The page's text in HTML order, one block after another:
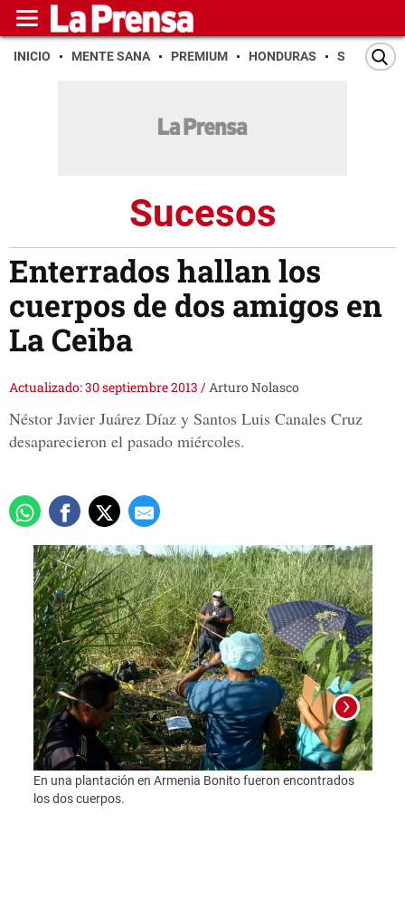
INICIO MENTE SANA PREMIUM HONDURAS SAN PEDRO
Sucesos
Enterrados hallan los
cuerpos de dos amigos en
La Ceiba
Actualizado: 30 septiembre 2013 /Arturo Nolasco
Néstor Javier Juárez Díaz y Santos Luis Canales Cruz
desaparecieron el pasado miércoles.
En una plantación en Armenia Bonito fueron encontrados
los dos cuerpos.